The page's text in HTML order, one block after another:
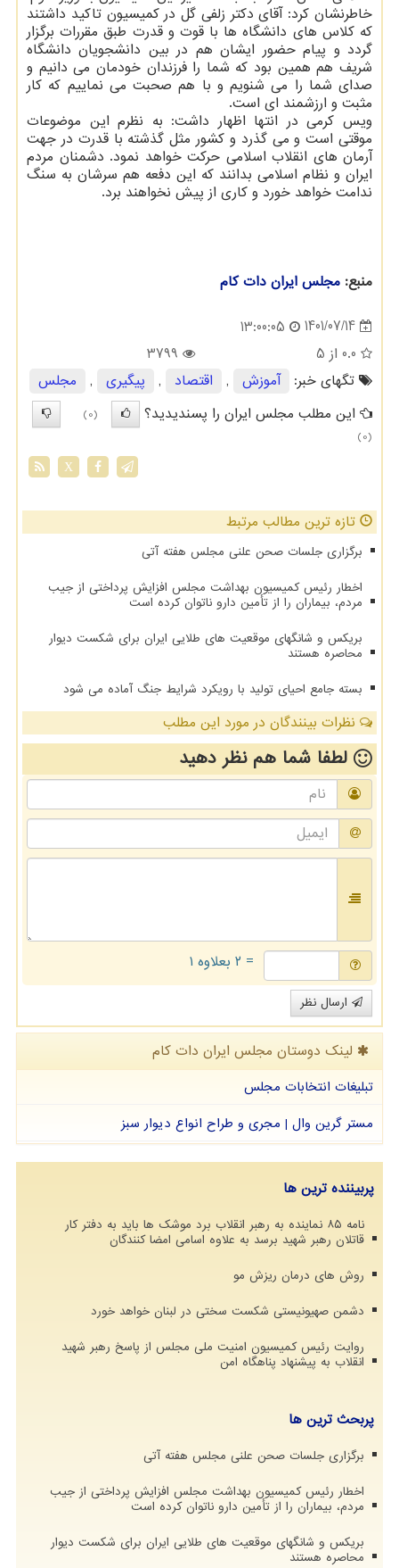
خاطرنشان کرد: آقای دکتر زلفی گل در کمیسیون تاکید داشتند
که کلاس های دانشگاه ها با قوت و قدرت طبق مقررات برگزار
گردد و پیام حضور ایشان هم در بین دانشجویان دانشگاه
شریف هم همین بود که شما را فرزندان خودمان می دانیم و
صدای شما را می شنویم و با هم صحبت می نماییم که کار
مثبت و ارزشمند ای است.
ویس کرمی در انتها اظهار داشت: به نظرم این موضوعات
موقتی است و می گذرد و کشور مثل گذشته با قدرت در جهت
آرمان های انقلاب اسلامی حرکت خواهد نمود. دشمنان مردم
ایران و نظام اسلامی بدانند که این دفعه هم سرشان به سنگ
ندامت خواهد خورد و کاری از پیش نخواهند برد.
منبع: مجلس ایران دات كام
1401/07/14
13:00:05
0.0 از 5
3799
تگهای خبر:
آموزش , اقتصاد , پیگیری ,
مجلس
این مطلب مجلس ایران را پسندیدید؟
(0)
(0)
X
تازه ترین مطالب مرتبط
برگزاری جلسات صحن علنی مجلس هفته آتی
اخطار رئیس کمیسیون بهداشت مجلس افزایش پرداختی از جیب
مردم، بیماران را از تأمین دارو ناتوان کرده است
بریکس و شانگهای موقعیت های طلایی ایران برای شکست دیوار
محاصره هستند
بسته جامع احیای تولید با رویکرد شرایط جنگ آماده می شود
نظرات بینندگان در مورد این مطلب
لطفا شما همنظر دهید
= ۲ بعلاوه ۱
ارسال نظر
لینک دوستان مجلس ایران دات كام
تبلیغات انتخابات مجلس
مستر گرین وال | مجری و طراح انواع دیوار سبز
پربیننده ترین ها
نامه ۸۵ نماینده به رهبر انقلاب برد موشک ها باید به دفتر کار
قاتلان رهبر شهید برسد به علاوه اسامی امضا کنندگان
روش های درمان ریزش مو
دشمن صهیونیستی شکست سختی در لبنان خواهد خورد
روایت رئیس کمیسیون امنیت ملی مجلس از پاسخ رهبر شهید
انقلاب به پیشنهاد پناهگاه امن
پربحث ترین ها
برگزاری جلسات صحن علنی مجلس هفته آتی
اخطار رئیس کمیسیون بهداشت مجلس افزایش پرداختی از جیب
مردم، بیماران را از تأمین دارو ناتوان کرده است
بریکس و شانگهای موقعیت های طلایی ایران برای شکست دیوار
محاصره هستند